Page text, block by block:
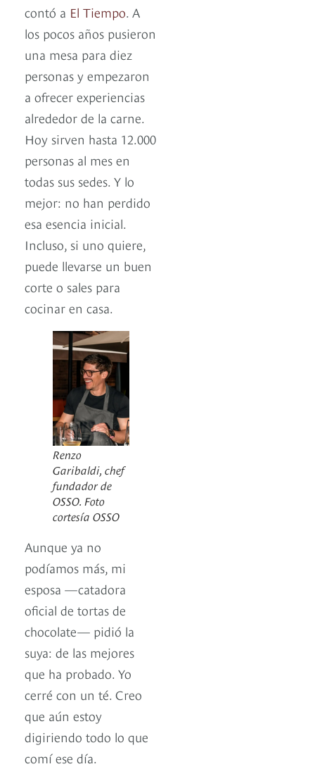
contó a El Tiempo . A
los pocos años pusieron
una mesa para diez
personas y empezaron
a ofrecer experiencias
alrededor de la carne.
Hoy sirven hasta 12.000
personas al mes en
todas sus sedes. Y lo
mejor: no han perdido
esa esencia inicial.
Incluso, si uno quiere,
puede llevarse un buen
corte o sales para
cocinar en casa.
Renzo
Garibaldi, chef
fundador de
OSSO. Foto
cortesía OSSO
Aunque ya no
podíamos más, mi
esposa —catadora
oficial de tortas de
chocolate— pidió la
suya: de las mejores
que ha probado. Yo
cerré con un té. Creo
que aún estoy
digiriendo todo lo que
comí ese día.